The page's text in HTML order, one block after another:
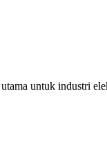
untuk industri